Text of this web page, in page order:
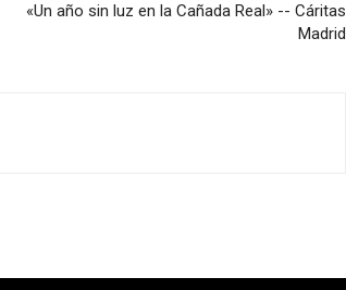
«Un año sin luz en la Cañada Real» -- Cáritas
Madrid